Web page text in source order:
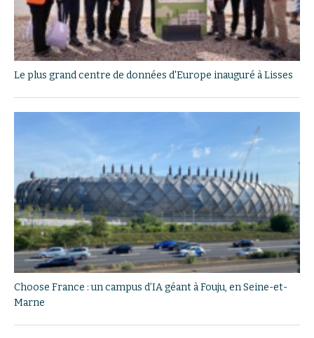
Le plus grand centre de données d'Europe inauguré à Lisses
Choose France : un campus d’IA géant à Fouju, en Seine-et-
Marne